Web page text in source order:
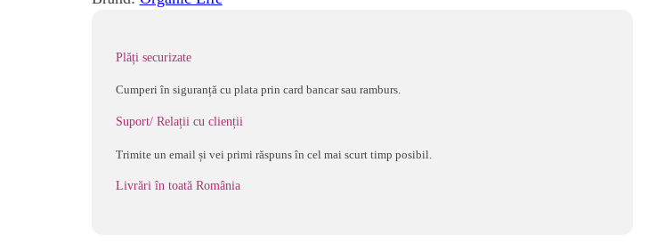
citricPlăți securizate
Cumperi în siguranță cu plata prin card bancar sau ramburs.
Suport/ Relații cu clienții
Trimite un email și vei primi răspuns în cel mai scurt timp posibil.
Livrări în toată România